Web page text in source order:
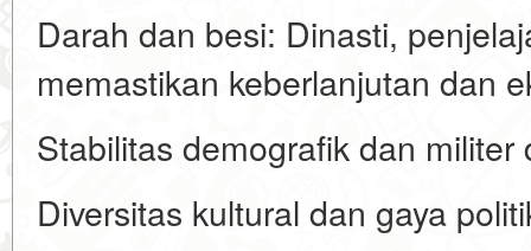
Darah dan besi: Dinasti,
memastikan keberlanjutan dan
Stabilitas demografik dan
Diversitas kultural dan gaya